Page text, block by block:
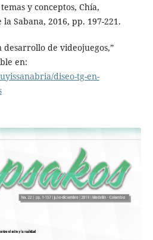
y conceptos, Chía,
Sabana, 2016, pp. 197-221.
desarrollo de videojuegos,”
en:
diseo-tg-en-